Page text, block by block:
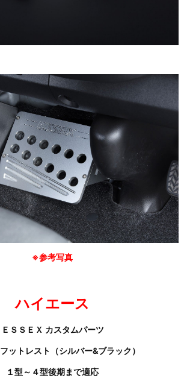
※参考写真
ハイエース
ＥＳＳＥＸ カスタムパーツ
ットレスト（シルバー&ブラック）
１型～４型後期まで適応